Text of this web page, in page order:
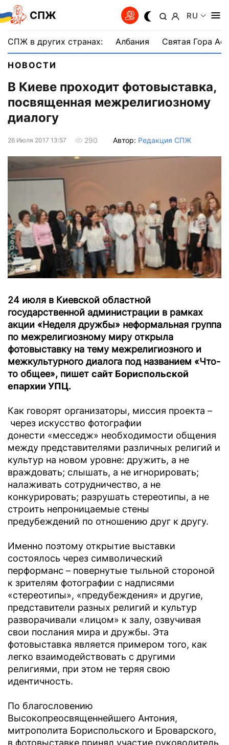
СПЖ RU
СПЖ в других странах: Албания Святая Гора
НОВОСТИ
В Киеве проходит фотовыставка,
посвященная межрелигиозному
диалогу
26 Июля 2017 13:57 290 Автор: Редакция СПЖ
24 июля в Киевской областной
государственной администрации в рамках
акции «Неделя дружбы» неформальная группа
по межрелигиозному миру открыла
фотовыставку на тему межрелигиозного и
межкультурного диалога под названием «Что-
то общее», пишет сайт Бориспольской
епархии УПЦ.
Как говорят организаторы, миссия проекта –
через искусство фотографии
донести «месседж» необходимости общения
между представителями различных религий и
культур на новом уровне: дружить, а не
враждовать; слышать, а не игнорировать;
налаживать сотрудничество, а не
конкурировать; разрушать стереотипы, а не
строить непроницаемые стены
предубеждений по отношению друг к другу.
Именно поэтому открытие выставки
состоялось через символический
перформанс – повернутые тыльной стороной
к зрителям фотографии с надписями
«стереотипы», «предубеждения» и другие,
представители разных религий и культур
разворачивали «лицом» к залу, озвучивая
свои послания мира и дружбы. Эта
фотовыставка является примером того, как
легко взаимодействовать с другими
религиями, при этом не теряя свою
идентичность.
По благословению
Высокопреосвященнейшего Антония,
митрополита Бориспольского и Броварского,
в фотовыставке принял участие руководитель